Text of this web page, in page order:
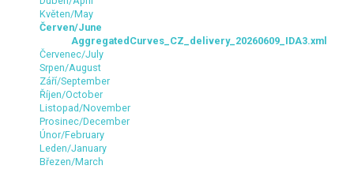
Květen/May
Červen/June
AggregatedCurves_CZ_delivery_20260609_IDA3.xml
Červenec/July
Srpen/August
Září/September
Říjen/October
Listopad/November
Prosinec/December
Únor/February
Leden/January
Březen/March